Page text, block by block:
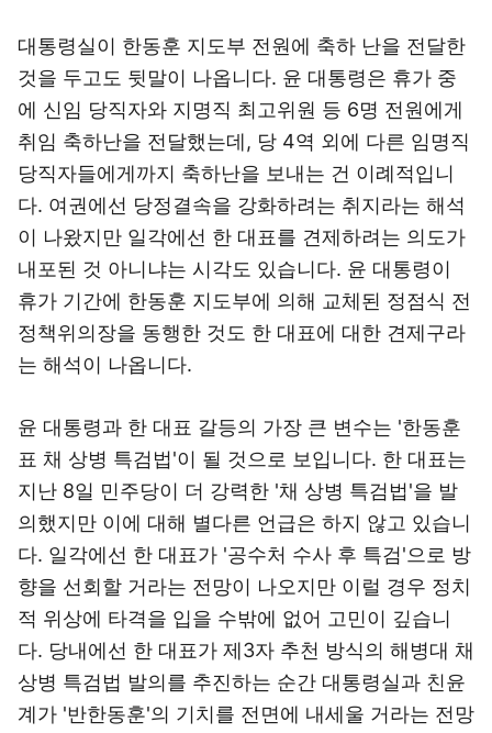
대통령실이 한동훈 지도부 전원에 축하 난을 전달한
것을 두고도 뒷말이 나옵니다. 윤 대통령은 휴가 중
에 신임 당직자와 지명직 최고위원 등 6명 전원에게
취임 축하난을 전달했는데, 당 4역 외에 다른 임명직
당직자들에게까지 축하난을 보내는 건 이례적입니
다. 여권에선 당정결속을 강화하려는 취지라는 해석
이 나왔지만 일각에선 한 대표를 견제하려는 의도가
내포된 것 아니냐는 시각도 있습니다. 윤 대통령이
휴가 기간에 한동훈 지도부에 의해 교체된 정점식 전
정책위의장을 동행한 것도 한 대표에 대한 견제구라
는 해석이 나옵니다.
윤 대통령과 한 대표 갈등의 가장 큰 변수는 '한동훈
표 채 상병 특검법'이 될 것으로 보입니다. 한 대표는
지난 8일 민주당이 더 강력한 '채 상병 특검법'을 발
의했지만 이에 대해 별다른 언급은 하지 않고 있습니
다. 일각에선 한 대표가 '공수처 수사 후 특검'으로 방
향을 선회할 거라는 전망이 나오지만 이럴 경우 정치
적 위상에 타격을 입을 수밖에 없어 고민이 깊습니
다. 당내에선 한 대표가 제3자 추천 방식의 해병대 채
상병 특검법 발의를 추진하는 순간 대통령실과 친윤
계가 '반한동훈'의 기치를 전면에 내세울 거라는 전망